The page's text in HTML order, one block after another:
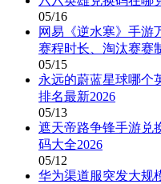
05/16
网易《逆水寒》手游
赛程时长、淘汰赛赛
05/15
永远的蔚蓝星球哪个
排名最新2026
05/13
遮天帝路争锋手游兑
码大全2026
05/12
华为渠道服突发大规